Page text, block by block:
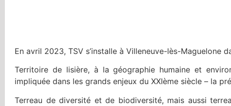
En avril 2023, TSV s’installe à Villeneuve-lès-Maguelone
Territoire de lisière, à la géographie humaine et
impliquée dans les grands enjeux du XXIème siècle – la
Terreau de diversité et de biodiversité, mais aussi